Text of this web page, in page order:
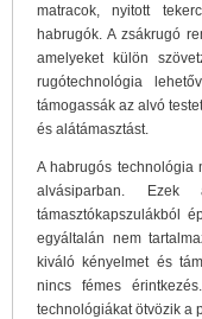
matracok, nyitott
habrugók. A zsákrugó
amelyeket külön
rugótechnológia
támogassák az alvó
és alátámasztást.
A habrugós technológia
alvásiparban.
támasztókapszulákból
egyáltalán nem
kiváló kényelmet és
nincs fémes
technológiákat ötvözik a